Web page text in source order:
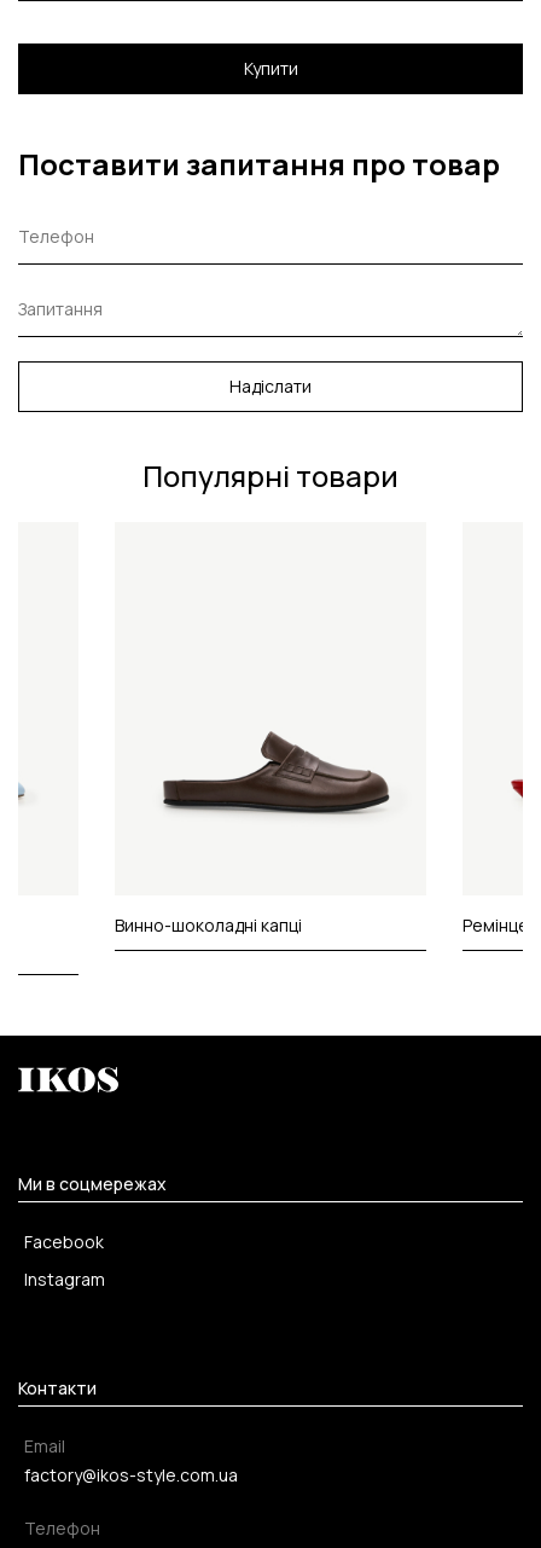
Купити
Поставити запитання про товар
Надіслати
Популярні товари
Винно-шоколадні капці
Ми в соцмережах
Facebook
Instagram
Контакти
Email
factory@ikos-style.com.ua
Телефон